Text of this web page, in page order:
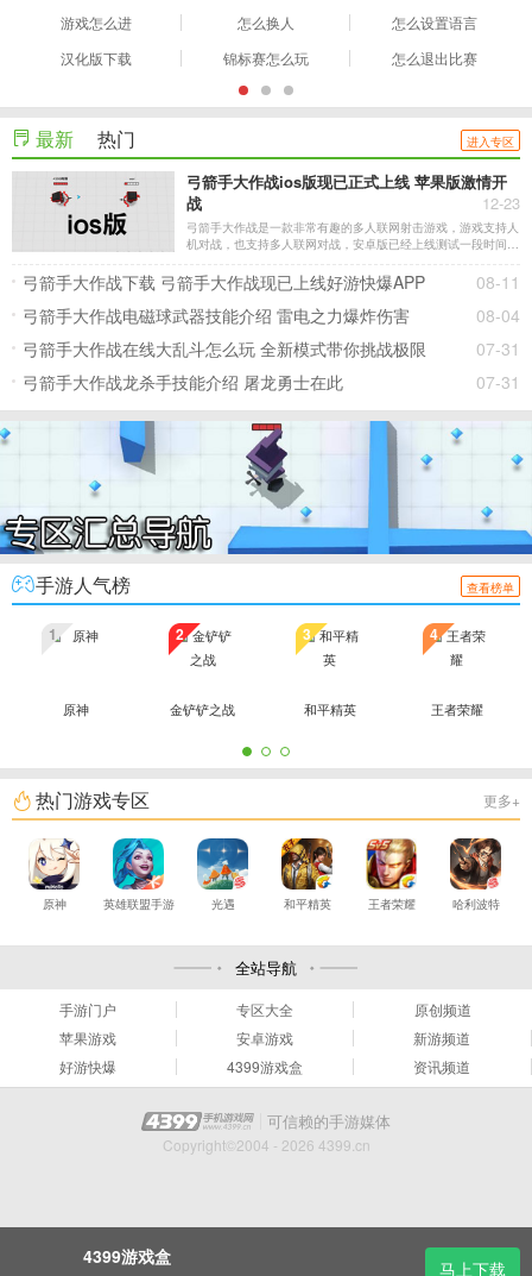
游戏怎么进
怎么换人
怎么设置语言
汉化版下载
锦标赛怎么玩 怎么退出比赛
最新 热门 进入专区
弓箭手大作战ios版现已正式上线 苹果版激情开
战
12-23
弓箭手大作战是一款非常有趣的多人联网射击游戏，游戏支持人
机对战，也支持多人联网对战，安卓版已经上线测试一段时间
诉大家一个好消息，那就是弓箭手大作战ios已经正式上线了。
大家可以点击链接跳转ios下载
08-11
弓箭手大作战下载 弓箭手大作战现已上线好游快爆APP
08-04
弓箭手大作战电磁球武器技能介绍 雷电之力爆炸伤害
07-31
弓箭手大作战在线大乱斗怎么玩 全新模式带你挑战极限
07-31
弓箭手大作战龙杀手技能介绍 屠龙勇士在此
手游人气榜 查看榜单
原神
1
金铲铲之战
2
和平精英
3
王者荣耀
4
热门游戏专区 更多+
原神 英雄联盟手游 光遇 和平精英 王者荣耀 哈利波特
全站导航
手游门户 专区大全
原创频道
苹果游戏
安卓游戏
新游频道
好游快爆
4399游戏盒 资讯频道
可信赖的手游媒体
Copyright©2004 - 2026 4399.cn
马上下载
4399游戏盒